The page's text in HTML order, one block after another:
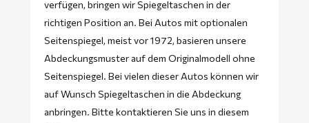
verfügen, bringen wir Spiegeltaschen in der
richtigen Position an. Bei Autos mit optionalen
Seitenspiegel, meist vor 1972, basieren unsere
Abdeckungsmuster auf dem Originalmodell ohne
Seitenspiegel. Bei vielen dieser Autos können wir
auf Wunsch Spiegeltaschen in die Abdeckung
anbringen. Bitte kontaktieren Sie uns in diesem